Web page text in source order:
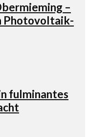
–
Photovoltaik-
fulminantes